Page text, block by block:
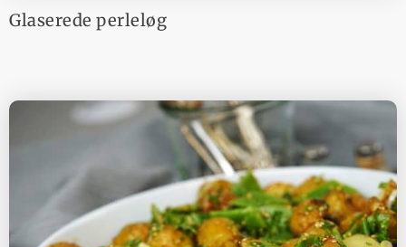
Glaserede perleløg